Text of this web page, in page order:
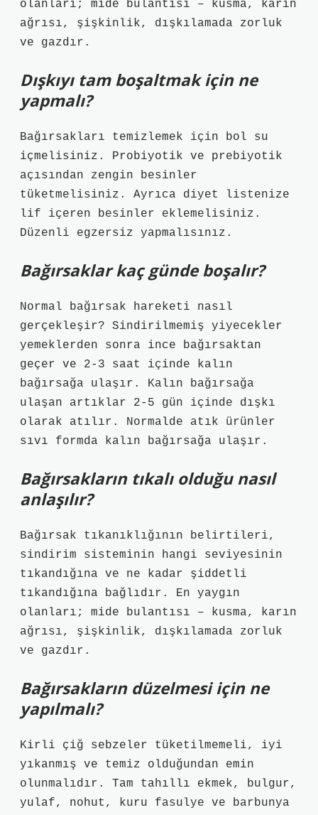
olanları; mide bulantısı – kusma, karın
ağrısı, şişkinlik, dışkılamada zorluk
ve gazdır.
Dışkıyı tam boşaltmak için ne
yapmalı?
Bağırsakları temizlemek için bol su
içmelisiniz. Probiyotik ve prebiyotik
açısından zengin besinler
tüketmelisiniz. Ayrıca diyet listenize
lif içeren besinler eklemelisiniz.
Düzenli egzersiz yapmalısınız.
Bağırsaklar kaç günde boşalır?
Normal bağırsak hareketi nasıl
gerçekleşir? Sindirilmemiş yiyecekler
yemeklerden sonra ince bağırsaktan
geçer ve 2-3 saat içinde kalın
bağırsağa ulaşır. Kalın bağırsağa
ulaşan artıklar 2-5 gün içinde dışkı
olarak atılır. Normalde atık ürünler
sıvı formda kalın bağırsağa ulaşır.
Bağırsakların tıkalı olduğu nasıl
anlaşılır?
Bağırsak tıkanıklığının belirtileri,
sindirim sisteminin hangi seviyesinin
tıkandığına ve ne kadar şiddetli
tıkandığına bağlıdır. En yaygın
olanları; mide bulantısı – kusma, karın
ağrısı, şişkinlik, dışkılamada zorluk
ve gazdır.
Bağırsakların düzelmesi için ne
yapılmalı?
Kirli çiğ sebzeler tüketilmemeli, iyi
yıkanmış ve temiz olduğundan emin
olunmalıdır. Tam tahıllı ekmek, bulgur,
yulaf, nohut, kuru fasulye ve barbunya